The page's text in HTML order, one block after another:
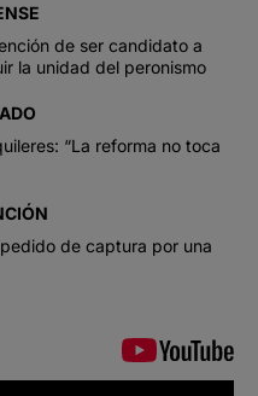
de ser candidato a
la unidad del peronismo
“La reforma no toca
de captura por una